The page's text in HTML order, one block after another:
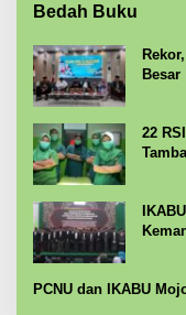
Bedah Buku
Besar
22
PCNU dan IKABU